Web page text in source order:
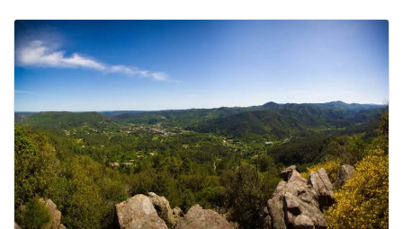
eine freundliche Atmosphäre aus,